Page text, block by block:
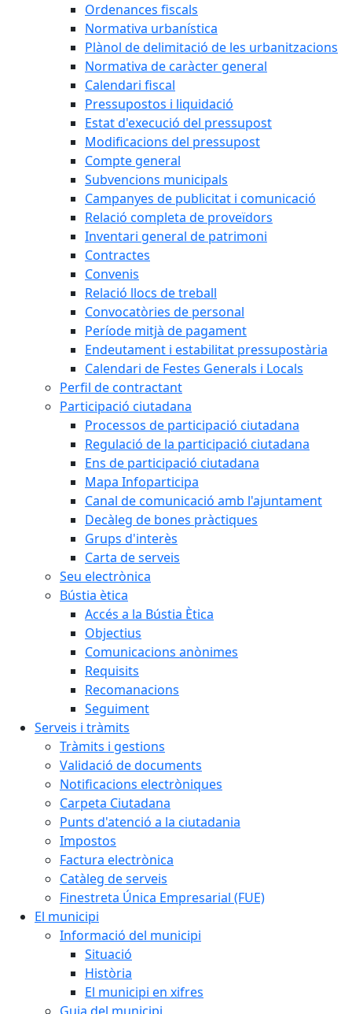
Ordenances fiscals
Normativa urbanística
Plànol de delimitació de les urbanitzacions
Normativa de caràcter general
Calendari fiscal
Pressupostos i liquidació
Estat d'execució del pressupost
Modificacions del pressupost
Compte general
Subvencions municipals
Campanyes de publicitat i comunicació
Relació completa de proveïdors
Inventari general de patrimoni
Contractes
Convenis
Relació llocs de treball
Convocatòries de personal
Període mitjà de pagament
Endeutament i estabilitat pressupostària
Calendari de Festes Generals i Locals
Perfil de contractant
Participació ciutadana
Processos de participació ciutadana
Regulació de la participació ciutadana
Ens de participació ciutadana
Mapa Infoparticipa
Canal de comunicació amb l'ajuntament
Decàleg de bones pràctiques
Grups d'interès
Carta de serveis
Seu electrònica
Bústia ètica
Accés a la Bústia Ètica
Objectius
Comunicacions anònimes
Requisits
Recomanacions
Seguiment
Serveis i tràmits
Tràmits i gestions
Validació de documents
Notificacions electròniques
Carpeta Ciutadana
Punts d'atenció a la ciutadania
Impostos
Factura electrònica
Catàleg de serveis
Finestreta Única Empresarial (FUE)
El municipi
Informació del municipi
Situació
Història
El municipi en xifres